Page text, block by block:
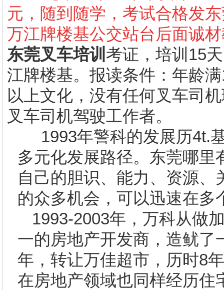
元，随到随学，考试合格发
万江牌楼基公交站台后面诚
东莞叉车培训 考证，培训 15
江牌楼基。报读条件：年龄满
以上文化，没有任何叉车司
叉车司机驾驶工作者。
1993年警科的发展历4t.
多元化发展路径。 东莞哪里
自己的胆识、能力、资源、
的众多机会，可以迅速在多
1993-2003年，万科从做
一的房地产开发商，造鱿了
年，转让万佳超市，历时8
在房地产领域也同样经历住